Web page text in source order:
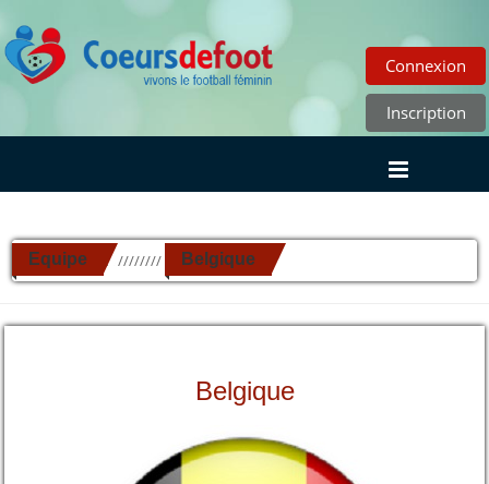
Connexion
Inscription
Equipe ////////// Belgique
Belgique